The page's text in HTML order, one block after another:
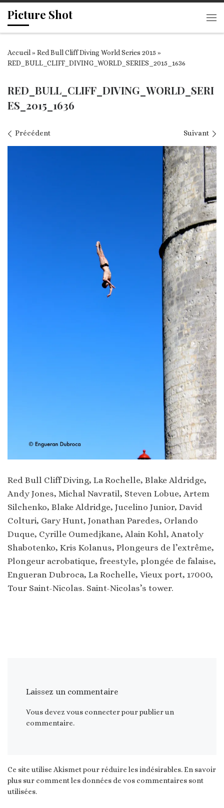
Passer au contenu
Picture Shot
Accueil» Red Bull Cliff Diving World Series 2015 »
RED_BULL_CLIFF_DIVING_WORLD_SERIES_2015_1636
RED_BULL_CLIFF_DIVING_WORLD_SERI
ES_2015_1636
Navigation des images
Précédent Suivant
Red Bull Cliff Diving, La Rochelle, Blake Aldridge,
Andy Jones, Michal Navratil, Steven Lobue, Artem
Silchenko, Blake Aldridge, Jucelino Junior, David
Colturi, Gary Hunt, Jonathan Paredes, Orlando
Duque, Cyrille Oumedjkane, Alain Kohl, Anatoly
Shabotenko, Kris Kolanus, Plongeurs de l’extrême,
Plongeur acrobatique, freestyle, plongée de falaise,
Engueran Dubroca, La Rochelle, Vieux port, 17000,
Tour Saint-Nicolas. Saint-Nicolas’s tower.
Laissez un commentaire
Vous devez vous connecterpour publier un
commentaire.
Ce site utilise Akismet pour réduire les indésirables.En savoir
plus sur comment les données de vos commentaires sont
utilisées.